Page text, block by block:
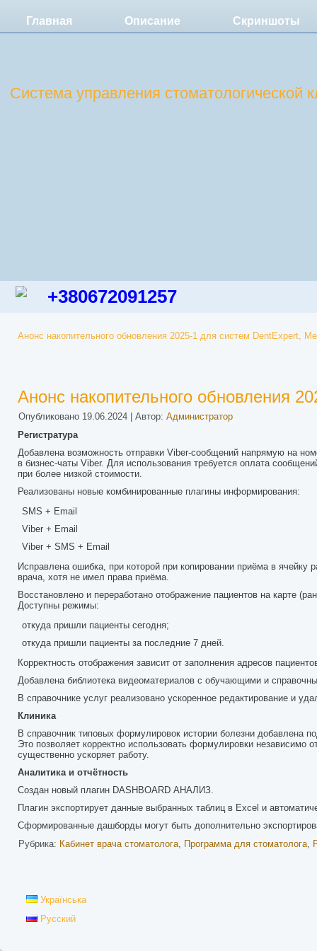
Главная Описание Скриншоты
Система управления стоматологической
+380672091257
Анонс накопительного обновления 2025-1 для систем DentExpert,
Анонс накопительного обновления
Опубликовано 19.06.2024 Автор: Администратор
Регистратура
Добавлена возможность отправки Viber-сообщений напрямую на
в бизнес-чаты Viber. Для использования требуется оплата
при более низкой стоимости.
Реализованы новые комбинированные плагины информирования:
SMS + Email
Viber + Email
Viber + SMS + Email
Исправлена ошибка, при которой при копировании приёма в ячейку
врача, хотя не имел права приёма.
Восстановлено и переработано отображение пациентов на карте
Доступны режимы:
откуда пришли пациенты сегодня;
откуда пришли пациенты за последние 7 дней.
Корректность отображения зависит от заполнения адресов
Добавлена библиотека видеоматериалов с обучающими и
В справочнике услуг реализовано ускоренное редактирование и
Клиника
В справочник типовых формулировок истории болезни добавлена
Это позволяет корректно использовать формулировки независимо
существенно ускоряет работу.
Аналитика и отчётность
Создан новый плагин DASHBOARD АНАЛИЗ.
Плагин экспортирует данные выбранных таблиц в Excel и
Сформированные дашборды могут быть дополнительно
Рубрика: Кабинет врача стоматолога, Программа для стоматолога,
Українська
Русский